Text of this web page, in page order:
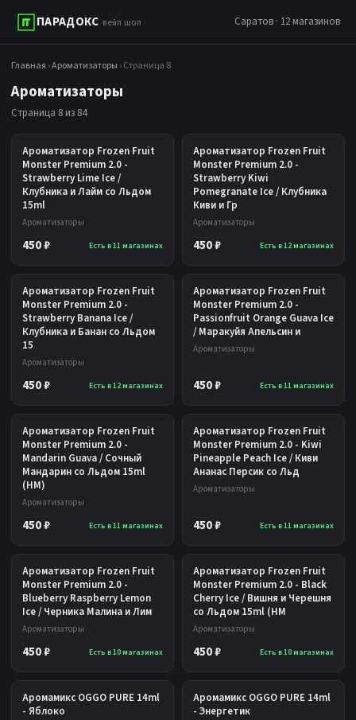
ПАРАДОКС вейп шоп Саратов · 12 магазинов
Главная ›Ароматизаторы › Страница 8
Ароматизаторы
Страница 8 из 84
Ароматизатор Frozen Fruit
Monster Premium 2.0 -
Strawberry Lime Ice /
Клубника и Лайм со Льдом
15ml
Ароматизаторы
450 ₽ Есть в 11 магазинах
Ароматизатор Frozen Fruit
Monster Premium 2.0 -
Strawberry Kiwi
Pomegranate Ice / Клубника
Киви и Гр
Ароматизаторы
450 ₽ Есть в 12 магазинах
Ароматизатор Frozen Fruit
Monster Premium 2.0 -
Strawberry Banana Ice /
Клубника и Банан со Льдом
15
Ароматизаторы
450 ₽ Есть в 12 магазинах
Ароматизатор Frozen Fruit
Monster Premium 2.0 -
Passionfruit Orange Guava Ice
/ Маракуйя Апельсин и
Ароматизаторы
450 ₽ Есть в 11 магазинах
Ароматизатор Frozen Fruit
Monster Premium 2.0 -
Mandarin Guava / Сочный
Мандарин со Льдом 15ml
(НМ)
Ароматизаторы
450 ₽ Есть в 11 магазинах
Ароматизатор Frozen Fruit
Monster Premium 2.0 - Kiwi
Pineapple Peach Ice / Киви
Ананас Персик со Льд
Ароматизаторы
450 ₽ Есть в 11 магазинах
Ароматизатор Frozen Fruit
Monster Premium 2.0 -
Blueberry Raspberry Lemon
Ice / Черника Малина и Лим
Ароматизаторы
450 ₽ Есть в 10 магазинах
Ароматизатор Frozen Fruit
Monster Premium 2.0 - Black
Cherry Ice / Вишня и Черешня
со Льдом 15ml (НМ
Ароматизаторы
450 ₽ Есть в 10 магазинах
Аромамикс OGGO PURE 14ml
- Яблоко
Аромамикс OGGO PURE 14ml
- Энергетик